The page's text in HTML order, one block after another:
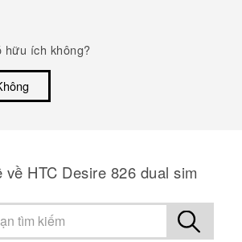
hữu ích không?
về HTC Desire 826 dual sim